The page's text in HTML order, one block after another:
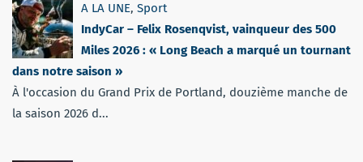
A LA UNE, Sport
IndyCar – Felix Rosenqvist, vainqueur des 500
Miles 2026 : « Long Beach a marqué un tournant
dans notre saison »
À l'occasion du Grand Prix de Portland, douzième manche de
la saison 2026 d...